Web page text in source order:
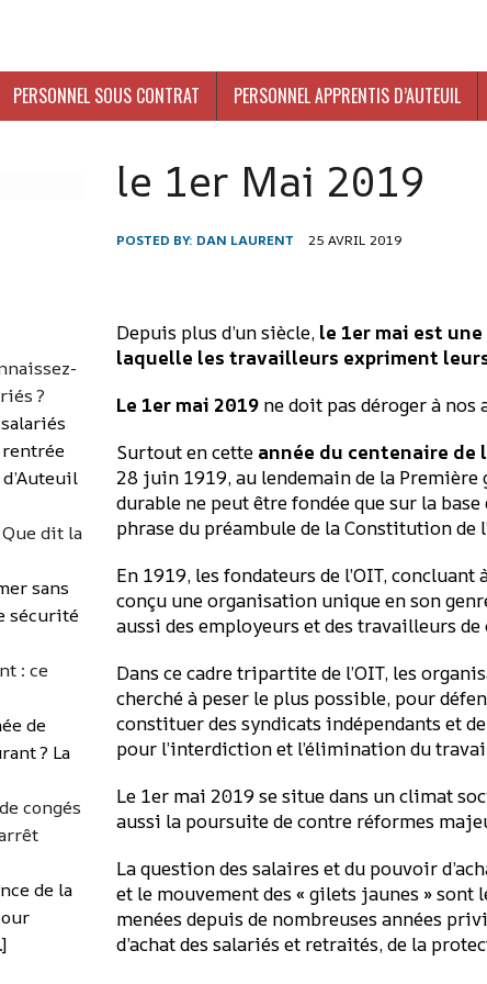
PERSONNEL SOUS CONTRAT PERSONNEL APPRENTIS D’AUTEUIL
le 1er Mai 2019
POSTED BY: DAN LAURENT 25 AVRIL 2019
Depuis plus d’un siècle,le 1er mai est
laquelle les travailleurs expriment
Le 1er mai 2019 ne doit pas déroger à
Surtout en cette année du centenaire de
28 juin 1919, au lendemain de la
durable ne peut être fondée que sur la
phrase du préambule de la Constitution de
En 1919, les fondateurs de l’OIT,
conçu une organisation unique en son
aussi des employeurs et des travailleurs de
Dans ce cadre tripartite de l’OIT, les
cherché à peser le plus possible, pour
constituer des syndicats indépendants et
pour l’interdiction et l’élimination du
Le 1er mai 2019 se situe dans un climat
aussi la poursuite de contre réformes
La question des salaires et du pouvoir
et le mouvement des « gilets jaunes »
menées depuis de nombreuses années
d’achat des salariés et retraités, de la
?
rentrée
dit la
sans
sécurité
: ce
de
? La
congés
de la